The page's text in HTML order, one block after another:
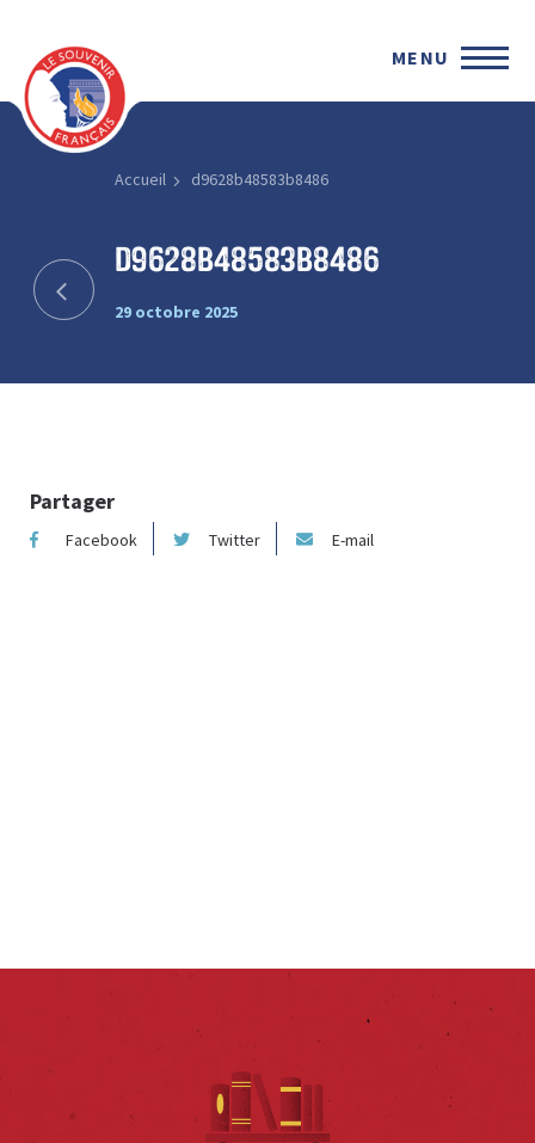
MENU
Accueil d9628b48583b8486
d9628b48583b8486
29 octobre 2025
Partager
Facebook Twitter E-mail